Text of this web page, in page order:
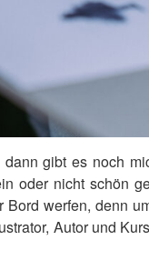
gibt es noch
oder nicht schön
werfen, denn
Autor und